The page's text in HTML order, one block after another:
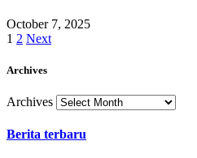
October 7, 2025
1 2 Next
Archives
Archives
Berita terbaru